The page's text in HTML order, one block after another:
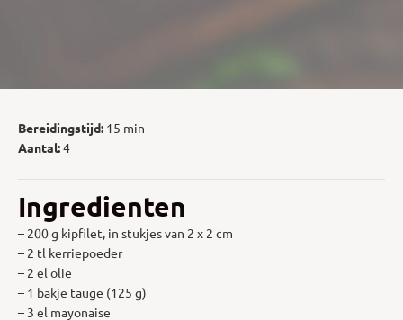
Bereidingstijd: 15 min
Aantal:4
Ingredienten
– 200 g kipfilet, in stukjes van 2 x 2 cm
– 2 tl kerriepoeder
– 2 el olie
– 1 bakje tauge (125 g)
– 3 el mayonaise